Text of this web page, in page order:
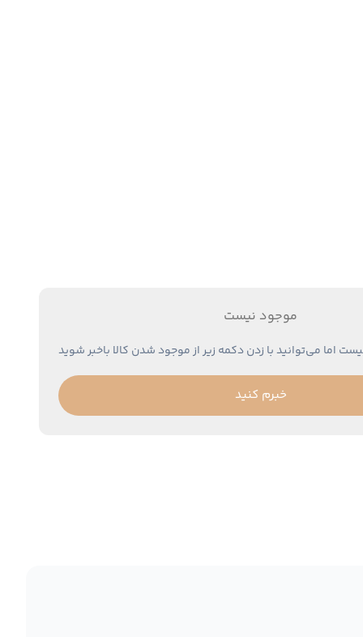
موجود نیست
اما می‌توانید با زدن دکمه زیر از موجود شدن کالا باخبر شوید
خبرم کنید